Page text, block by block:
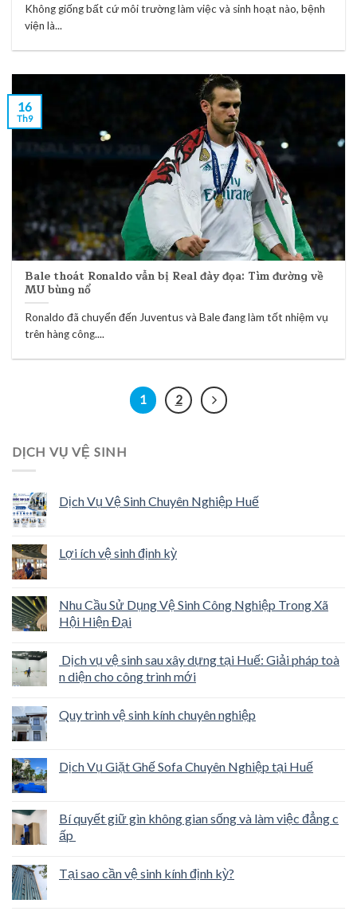
Không giống bất cứ môi trường làm việc và sinh hoạt nào, bệnh
viện là...
Bale thoát Ronaldo vẫn bị Real đày đọa: Tìm đường về
MU bùng nổ
Ronaldo đã chuyển đến Juventus và Bale đang làm tốt nhiệm vụ
trên hàng công....
16
Th9
1 2
DỊCH VỤ VỆ SINH
Dịch Vụ Vệ Sinh Chuyên Nghiệp Huế
Lợi ích vệ sinh định kỳ
Nhu Cầu Sử Dụng Vệ Sinh Công Nghiệp Trong Xã
Hội Hiện Đại
Dịch vụ vệ sinh sau xây dựng tại Huế: Giải pháp toà
n diện cho công trình mới
Quy trình vệ sinh kính chuyên nghiệp
Dịch Vụ Giặt Ghế Sofa Chuyên Nghiệp tại Huế
Bí quyết giữ gìn không gian sống và làm việc đẳng c
ấp
Tại sao cần vệ sinh kính định kỳ?